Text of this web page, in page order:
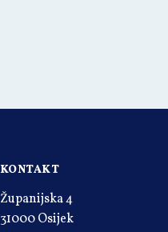
KONTAKT
Županijska 4
31000 Osijek